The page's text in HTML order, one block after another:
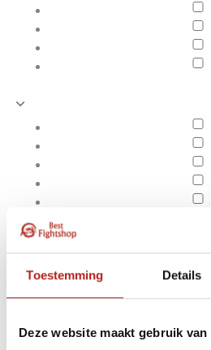
Toestemming Details
Deze website maakt gebruik van